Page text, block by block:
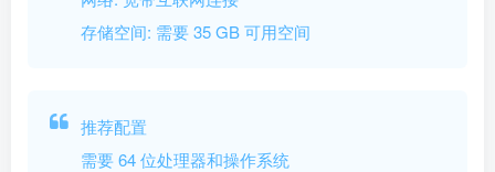
存储空间: 需要 35 GB 可用空间
推荐配置
需要 64 位处理器和操作系统